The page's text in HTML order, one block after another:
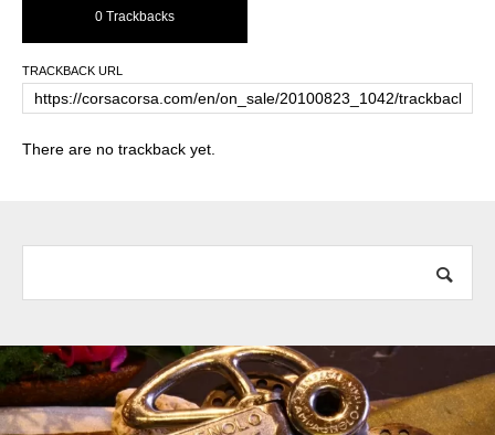
0 Trackbacks
TRACKBACK URL
There are no trackback yet.